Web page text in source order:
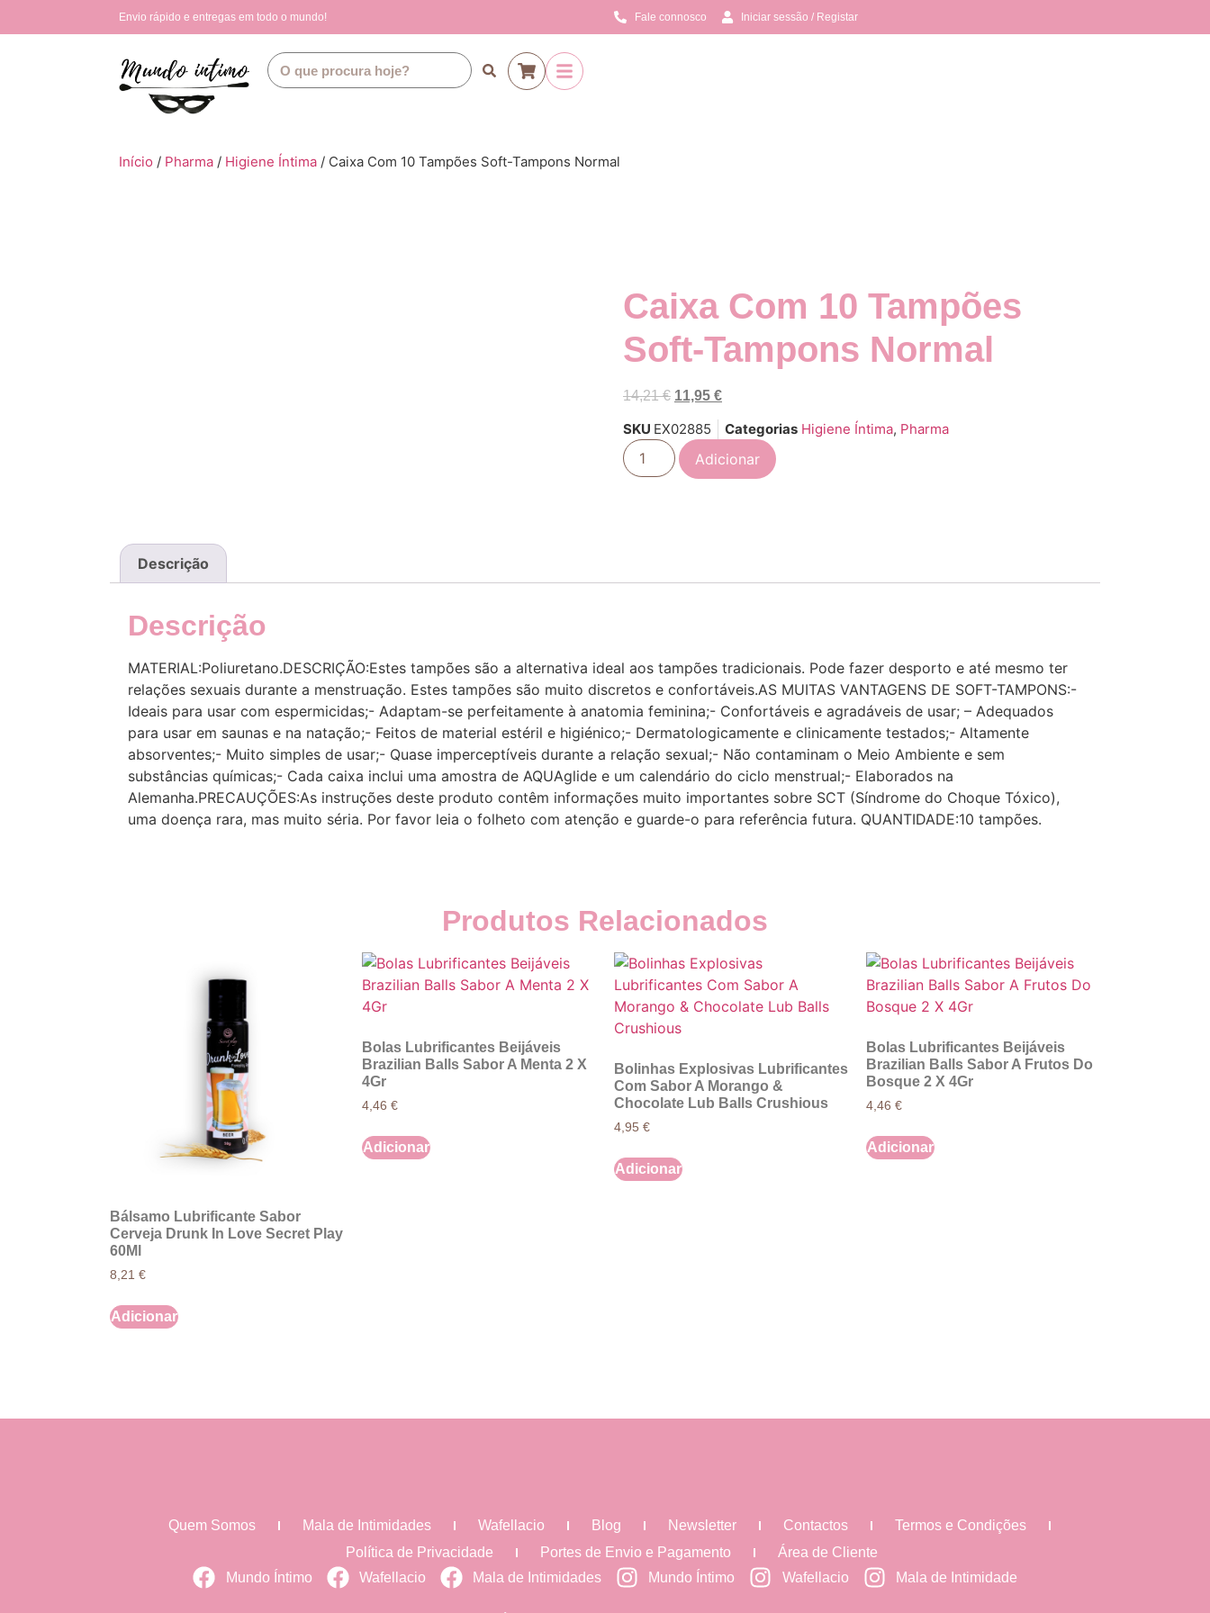
Envio rápido e entregas em todo o mundo! Fale connosco Iniciar sessão / Registar
Início / Pharma / Higiene Íntima / Caixa Com 10 Tampões Soft-Tampons Normal
Caixa Com 10 Tampões
Soft-Tampons Normal
14,21€ 11,95 €
SKU EX02885 Categorias Higiene Íntima, Pharma
Adicionar
Descrição
Descrição
MATERIAL:Poliuretano.DESCRIÇÃO:Estes tampões são a alternativa ideal aos tampões tradicionais. Pode fazer desporto e até mesmo ter
relações sexuais durante a menstruação. Estes tampões são muito discretos e confortáveis.AS MUITAS VANTAGENS DE SOFT-TAMPONS:-
Ideais para usar com espermicidas;- Adaptam-se perfeitamente à anatomia feminina;- Confortáveis e agradáveis de usar; – Adequados
para usar em saunas e na natação;- Feitos de material estéril e higiénico;- Dermatologicamente e clinicamente testados;- Altamente
absorventes;- Muito simples de usar;- Quase imperceptíveis durante a relação sexual;- Não contaminam o Meio Ambiente e sem
substâncias químicas;- Cada caixa inclui uma amostra de AQUAglide e um calendário do ciclo menstrual;- Elaborados na
Alemanha.PRECAUÇÕES:As instruções deste produto contêm informações muito importantes sobre SCT (Síndrome do Choque Tóxico),
uma doença rara, mas muito séria. Por favor leia o folheto com atenção e guarde-o para referência futura. QUANTIDADE:10 tampões.
Produtos Relacionados
Bálsamo Lubrificante Sabor
Cerveja Drunk In Love Secret Play
60Ml
8,21 €
Adicionar
Bolas Lubrificantes Beijáveis
Brazilian Balls Sabor A Menta 2 X
4Gr
4,46 €
Adicionar
Bolinhas Explosivas Lubrificantes
Com Sabor A Morango &
Chocolate Lub Balls Crushious
4,95 €
Adicionar
Bolas Lubrificantes Beijáveis
Brazilian Balls Sabor A Frutos Do
Bosque 2 X 4Gr
4,46 €
Adicionar
Quem Somos Mala de Intimidades Wafellacio Blog Newsletter Contactos
Termos e Condições
Política de Privacidade
Portes de Envio e Pagamento
Área de Cliente
Mundo Íntimo
Wafellacio Mala de Intimidades Mundo Íntimo Wafellacio Mala de Intimidade